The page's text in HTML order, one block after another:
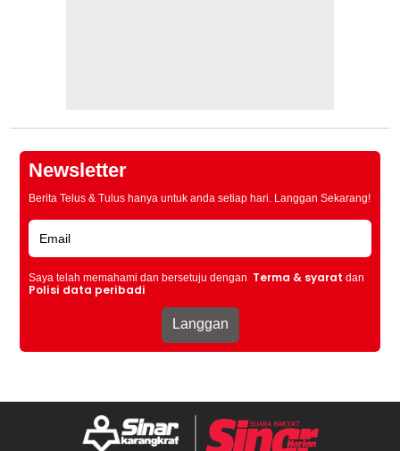
Newsletter
Berita Telus & Tulus hanya untuk anda setiap hari. Langgan Sekarang!
Saya telah memahami dan bersetuju dengan Terma & syarat dan
Polisi data peribadi